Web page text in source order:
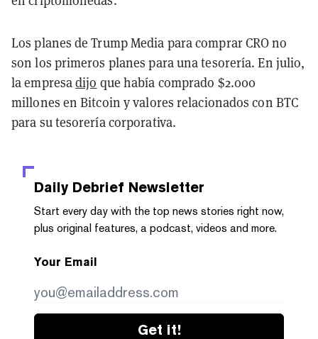
Los planes de Trump Media para comprar CRO no
son los primeros planes para una tesorería. En julio,
la empresadijo que había comprado $2.000
millones en Bitcoin y valores relacionados con BTC
para su tesorería corporativa.
Daily Debrief Newsletter
Start every day with the top news stories right now,
plus original features, a podcast, videos and more.
Your Email
Get it!